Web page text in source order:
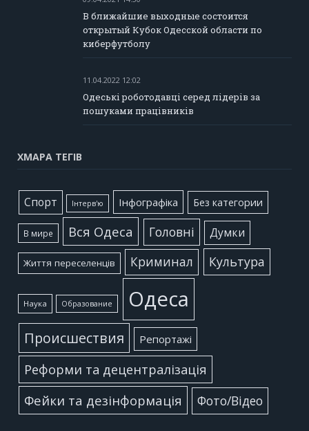
В ближайшие выходные состоится
открытый Кубок Одесской области по
киберфутболу
11.04.2022 12:02
Одеські роботодавці серед лідерів за
пошуками працівників
ХМАРА ТЕГІВ
Cпорт Інтерв'ю Інфографіка Без категории
В мире Вся Одеса Головні Думки
Життя переселенців Криминал Культура
Наука Образование Одеса
Происшествия Репортажі
Реформи та децентралізація
Фейки та дезінформація
Фото/Відео